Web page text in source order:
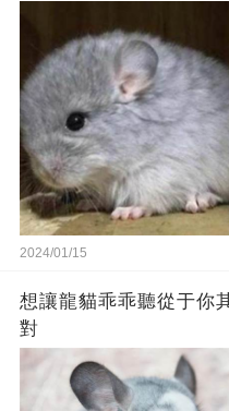
2024/01/15
想讓龍貓乖乖聽從于你
對